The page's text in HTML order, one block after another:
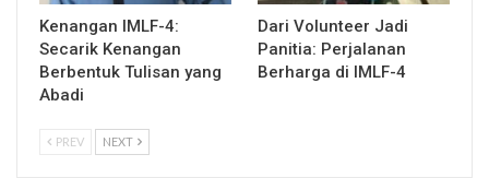
Kenangan IMLF-4:
Secarik Kenangan
Berbentuk Tulisan yang
Abadi
Dari Volunteer Jadi
Panitia: Perjalanan
Berharga di IMLF-4
PREV NEXT